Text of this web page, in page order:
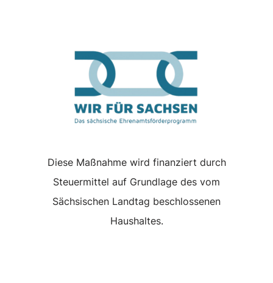
Diese Maßnahme wird finanziert durch
Steuermittel auf Grundlage des vom
Sächsischen Landtag beschlossenen
Haushaltes.